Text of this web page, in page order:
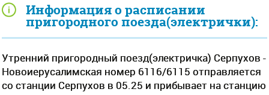
Информация о расписании
пригородного поезда(электрички):
Утренний пригородный поезд(электричка) Серпухов -
Новоиерусалимская номер 6116/6115 отправляется
со станции Серпухов в 05.25 и прибывает на станцию